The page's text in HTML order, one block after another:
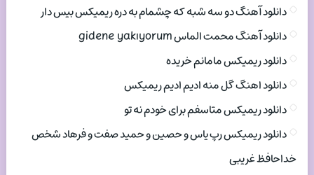
دانلود آهنگ دو سه شبه که چشمام به دره ریمیکس بیس دار
دانلود آهنگ محمت الماس gidene yakıyorum
دانلود ریمیکس مامانم خریده
دانلود اهنگ گل منه ادیم ادیم ریمیکس
دانلود ریمیکس متاسفم برای خودم نه تو
دانلود ریمیکس رپ یاس و حصین و حمید صفت و فرهاد شخص
خداحافظ غریبی